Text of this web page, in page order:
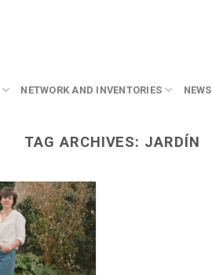
NETWORK AND INVENTORIES NEWS
TAG ARCHIVES: JARDÍN